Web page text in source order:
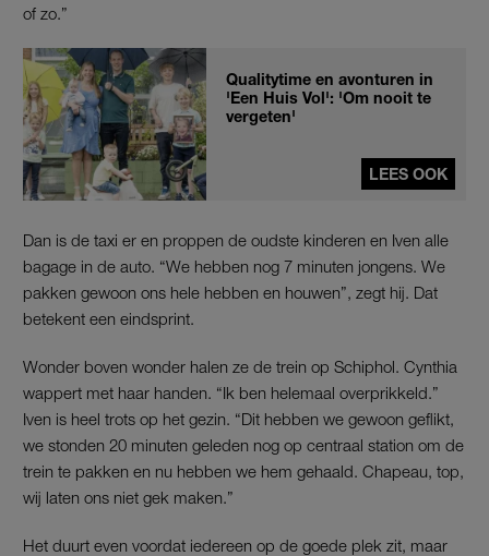
of zo.”
Qualitytime en avonturen in
'Een Huis Vol': 'Om nooit te
vergeten'
LEES OOK
Dan is de taxi er en proppen de oudste kinderen en Iven alle
bagage in de auto. “We hebben nog 7 minuten jongens. We
pakken gewoon ons hele hebben en houwen”, zegt hij. Dat
betekent een eindsprint.
Wonder boven wonder halen ze de trein op Schiphol. Cynthia
wappert met haar handen. “Ik ben helemaal overprikkeld.”
Iven is heel trots op het gezin. “Dit hebben we gewoon geflikt,
we stonden 20 minuten geleden nog op centraal station om de
trein te pakken en nu hebben we hem gehaald. Chapeau, top,
wij laten ons niet gek maken.”
Het duurt even voordat iedereen op de goede plek zit, maar